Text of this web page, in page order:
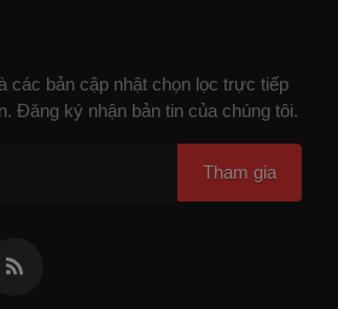
các bản cập nhật chọn lọc trực tiếp
Đăng ký nhận bản tin của chúng tôi.
Tham gia